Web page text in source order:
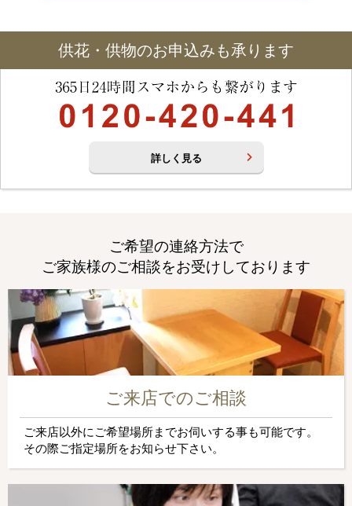
供花・供物のお申込みも承ります
詳しく見る
ご希望の連絡方法で
ご家族様のご相談をお受けしております
ご来店でのご相談
ご来店以外にご希望場所までお伺いする事も可能です。
その際ご指定場所をお知らせ下さい。